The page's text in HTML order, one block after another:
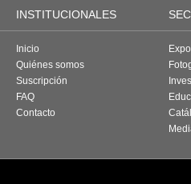
INSTITUCIONALES
Inicio
Quiénes somos
Suscripción
FAQ
Contacto